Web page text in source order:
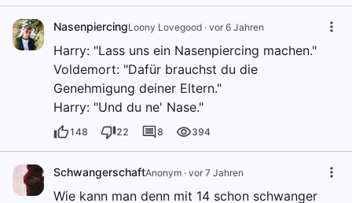
NasenpiercingLoony Lovegood · vor 6 Jahren
Harry: "Lass uns ein Nasenpiercing machen."
Voldemort: "Dafür brauchst du die
Genehmigung deiner Eltern."
Harry: "Und du ne' Nase."
148 22 8 394
SchwangerschaftAnonym · vor 7 Jahren
Wie kann man denn mit 14 schon schwanger